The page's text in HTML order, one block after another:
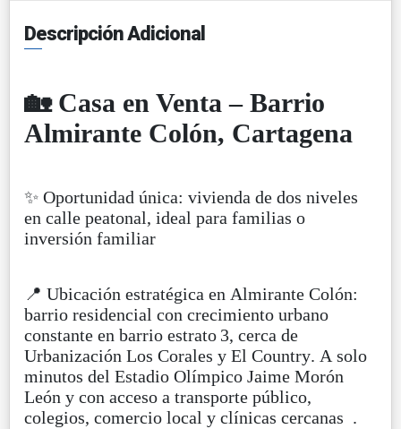
Descripción Adicional
🏡 Casa en Venta – Barrio
Almirante Colón, Cartagena
✨ Oportunidad única: vivienda de dos niveles
en calle peatonal, ideal para familias o
inversión familiar
📍 Ubicación estratégica en Almirante Colón:
barrio residencial con crecimiento urbano
constante en barrio estrato 3, cerca de
Urbanización Los Corales y El Country. A solo
minutos del Estadio Olímpico Jaime Morón
León y con acceso a transporte público,
colegios, comercio local y clínicas cercanas .